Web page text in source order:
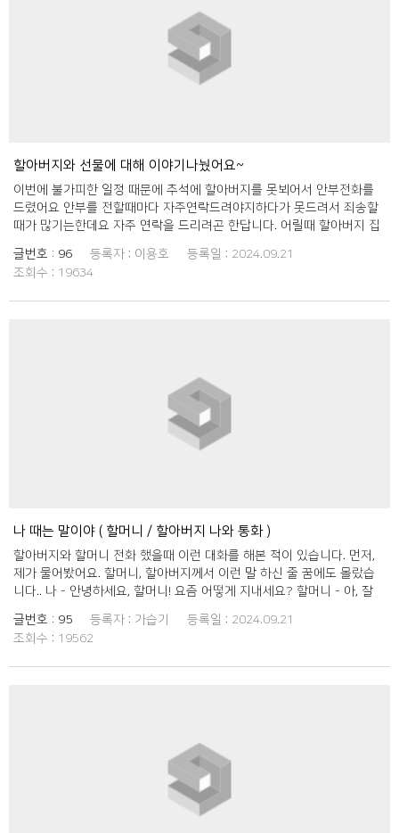
할아버지와 선물에 대해 이야기나눴어요~
이번에 불가피한 일정 때문에 추석에 할아버지를 못뵈어서 안부전화를
드렸어요 안부를 전할때마다 자주연락드려야지하다가 못드려서 죄송할
때가 많기는한데요 자주 연락을 드리려곤 한답니다. 어릴때 할아버지 집
고 연락드렸는데 할아버지가 아는 분에게 선물을 받았다고 하시더라구
요. 그런데 이걸 어떻게 쓰는지 모르신다고 저에게 주고 싶은데 어떻게
해야하냐고 하시더라구요. 핸드폰 문자로로 받았는데 사진같기도 하고
요 기프티콘을 우리말로 대체하는게 모바일 상품권이라고 알고있는데 어
른들은 쉽게 이해하기 힘들수도 있겠다 생각이 들더라구요. 결국 그 선물
은 제가 사용했네요. 대신에 할아버지에게 더 자주 연락드리고 건강하시
라고 선물도 사드려야겠다고 생각했네요 할아버지 건강하시고 조만간 또
글번호 : 96 등록자 : 이용호 등록일 : 2024.09.21
조회수 : 19634
나 때는 말이야 ( 할머니 / 할아버지 나와 통화 )
할아버지와 할머니 전화 했을때 이런 대화를 해본 적이 있습니다. 먼저,
제가 물어봤어요. 할머니, 할아버지께서 이런 말 하신 줄 꿈에도 몰랐습
니다.. 나 - 안녕하세요, 할머니! 요즘 어떻게 지내세요? 할머니 - 아, 잘
박”이란 말을 자주 쓰더라고요. 들어보셨어요? 할머니 - 아, 그거 잘 되면
좋다는 뜻이지? 예전에는 ‘잘 됐다’고 했던 것 같은데. 나 - 맞아요! 할머
니는 어렸을 때 어떤 표현을 많이 쓰셨어요? 할머니 - 음, ‘잘 다녀오세
름다운 말들이 많네요. 할머니 - 맞아, 우리말이 소중하지. 자주 써야 해.
나 - 다음에 또 이런 이야기 나누면 좋겠어요! 건강 잘 챙기세요. 할머니/
할아버지 - 그래, 너도 조심하고! 이렇게 자연스럽게 대화를 이어가면서
할머니와 할아버지와의 소통이 더 따뜻하게 다가왔습니다. 할머니와 할
글번호 : 95 등록자 : 가습기 등록일 : 2024.09.21
조회수 : 19562